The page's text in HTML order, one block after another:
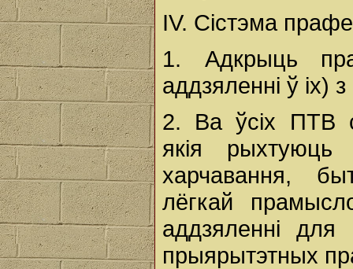
ІV. Сістэма
1. Адкрыць
аддзяленні ў іх)
2. Ва ўсіх ПТВ
якія
харчавання,
лёгкай
аддзяленні
прыярытэтных